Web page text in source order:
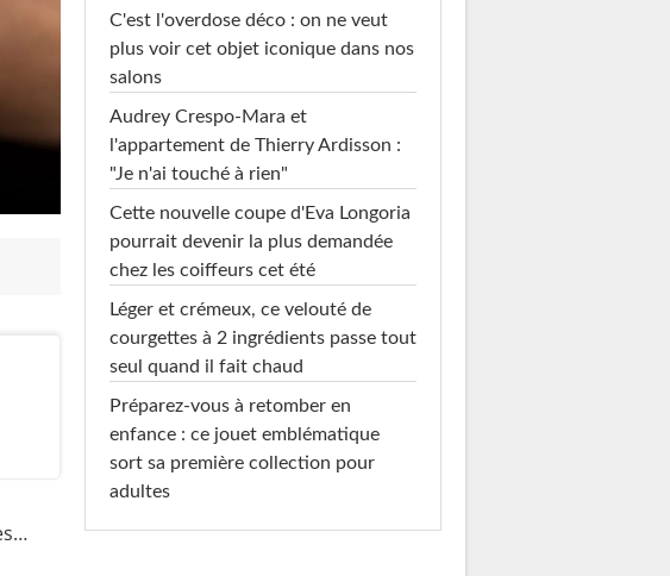
C'est l'overdose déco : on ne veut
plus voir cet objet iconique dans nos
salons
Audrey Crespo-Mara et
l'appartement de Thierry Ardisson :
"Je n'ai touché à rien"
Cette nouvelle coupe d'Eva Longoria
pourrait devenir la plus demandée
chez les coiffeurs cet été
Léger et crémeux, ce velouté de
courgettes à 2 ingrédients passe tout
seul quand il fait chaud
Préparez-vous à retomber en
enfance : ce jouet emblématique
sort sa première collection pour
adultes